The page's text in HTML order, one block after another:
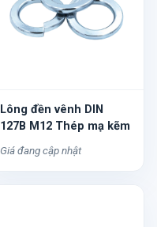
Lông đền vênh DIN
127B M12 Thép mạ kẽm
Giá đang cập nhật